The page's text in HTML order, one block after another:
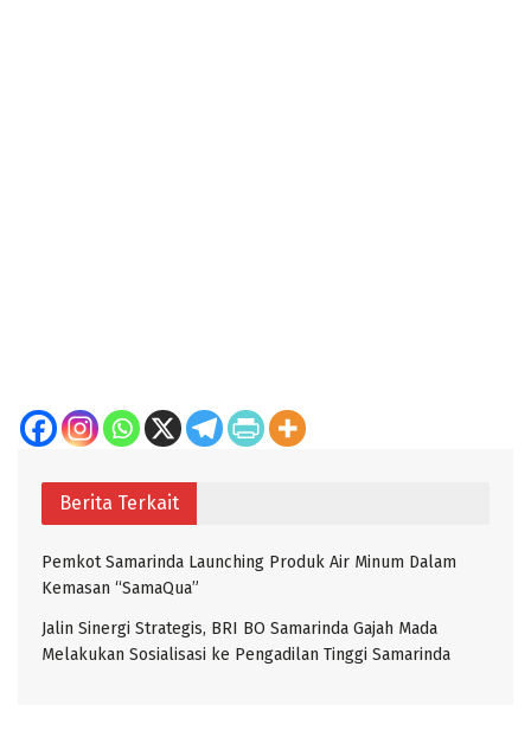
Berita Terkait
Pemkot Samarinda Launching Produk Air Minum Dalam
Kemasan “SamaQua”
Jalin Sinergi Strategis, BRI BO Samarinda Gajah Mada
Melakukan Sosialisasi ke Pengadilan Tinggi Samarinda